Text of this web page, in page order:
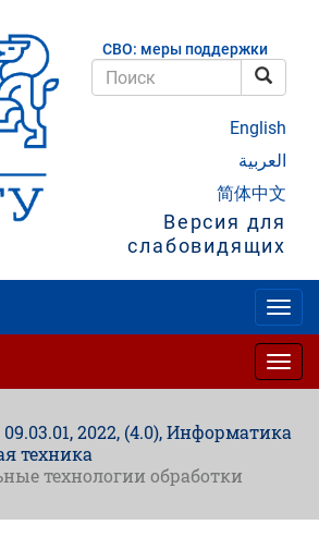
СВО: меры поддержки
English
العربية
简体中文
Версия для
слабовидящих
2022, (4.0), Информатика
техника
технологии обработки